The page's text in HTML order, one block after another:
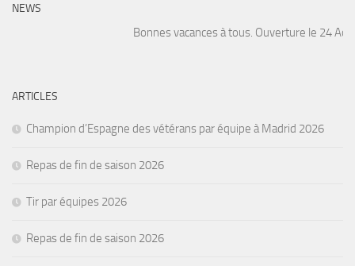
NEWS
Bonnes vacances à tous. Ouverture le 24
ARTICLES
Champion d’Espagne des vétérans par équipe à Madrid 2026
Repas de fin de saison 2026
Tir par équipes 2026
Repas de fin de saison 2026